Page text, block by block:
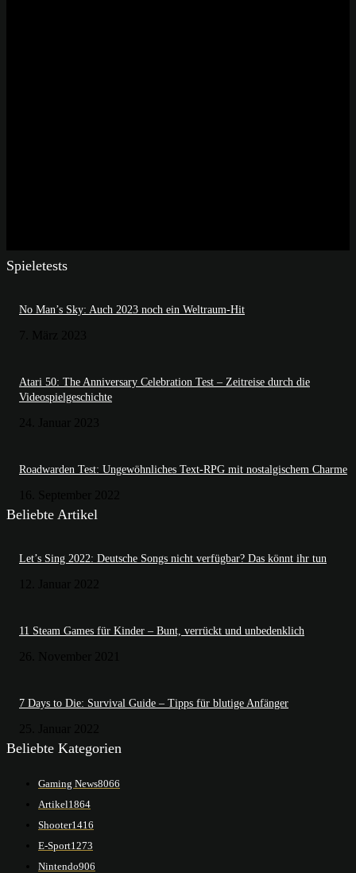
Spieletests
No Man’s Sky: Auch 2023 noch ein Weltraum-Hit
Atari 50: The Anniversary Celebration Test – Zeitreise durch die
Videospielgeschichte
Roadwarden Test: Ungewöhnliches Text-RPG mit nostalgischem Charme
Beliebte Artikel
Let’s Sing 2022: Deutsche Songs nicht verfügbar? Das könnt ihr tun
11 Steam Games für Kinder – Bunt, verrückt und unbedenklich
7 Days to Die: Survival Guide – Tipps für blutige Anfänger
Beliebte Kategorien
Gaming News8066
Artikel1864
Shooter1416
E-Sport1273
Nintendo906